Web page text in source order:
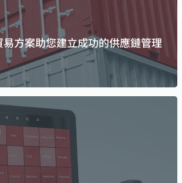
方案助您建立成功的供應鏈管理